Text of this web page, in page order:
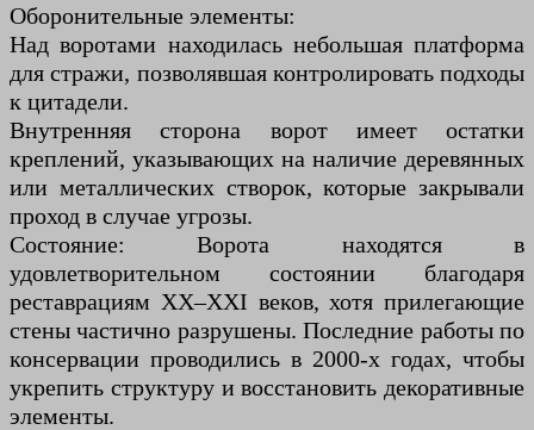
Оборонительные элементы:
Над воротами находилась небольшая платформа
для стражи, позволявшая контролировать подходы
к цитадели.
Внутренняя сторона ворот имеет остатки
креплений, указывающих на наличие деревянных
или металлических створок, которые закрывали
проход в случае угрозы.
Состояние: Ворота находятся в
удовлетворительном состоянии благодаря
реставрациям XX–XXI веков, хотя прилегающие
стены частично разрушены. Последние работы по
консервации проводились в 2000-х годах, чтобы
укрепить структуру и восстановить декоративные
элементы.